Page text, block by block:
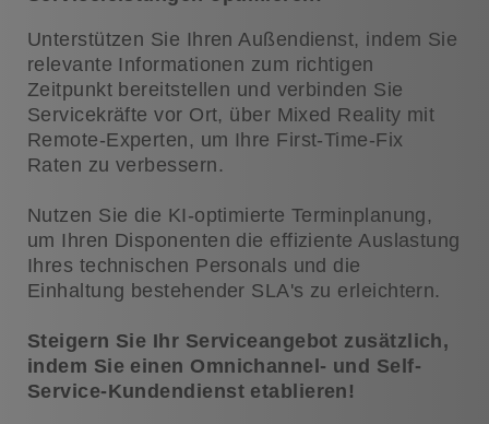
Unterstützen Sie Ihren Außendienst, indem Sie
relevante Informationen zum richtigen
Zeitpunkt bereitstellen und verbinden Sie
Servicekräfte vor Ort, über Mixed Reality mit
Remote-Experten, um Ihre First-Time-Fix
Raten zu verbessern.
Nutzen Sie die KI-optimierte Terminplanung,
um Ihren Disponenten die effiziente Auslastung
Ihres technischen Personals und die
Einhaltung bestehender SLA's zu erleichtern.
Steigern Sie Ihr Serviceangebot zusätzlich,
indem Sie einen Omnichannel- und Self-
Service-Kundendienst etablieren!